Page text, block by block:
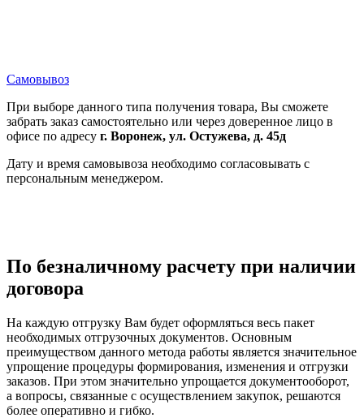
Самовывоз
При выборе данного типа получения товара, Вы сможете
забрать заказ самостоятельно или через доверенное лицо в
офисе по адресу г. Воронеж, ул. Остужева, д. 45д
Дату и время самовывоза необходимо согласовывать с
персональным менеджером.
По безналичному расчету при наличии
договора
На каждую отгрузку Вам будет оформляться весь пакет
необходимых отгрузочных документов. Основным
преимуществом данного метода работы является значительное
упрощение процедуры формирования, изменения и отгрузки
заказов. При этом значительно упрощается документооборот,
а вопросы, связанные с осуществлением закупок, решаются
более оперативно и гибко.